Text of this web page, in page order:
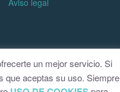
Aviso legal
un mejor servicio. Si
que aceptas su uso. Siempre